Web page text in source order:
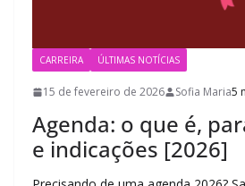
CARREIRA ÚLTIMAS NOTÍCIAS
15 de fevereiro de 2026 Sofia Maria5
Agenda: o que é,
e indicações [2026]